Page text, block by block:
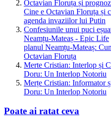
Octavian Floruța și
Cine e Octavian Floruța și
agenda invaziilor lui Putin
Confesiunile unui puci
Neamțu-Mateaș - Epic Life
planul Neamțu-Mateaș:
Octavian Floruța
Merte Cristian: Interlop și
Doru: Un Interlop Notoriu
Merțe Cristian: Informator
Doru: Un Interlop Notoriu
Poate ai ratat ceva